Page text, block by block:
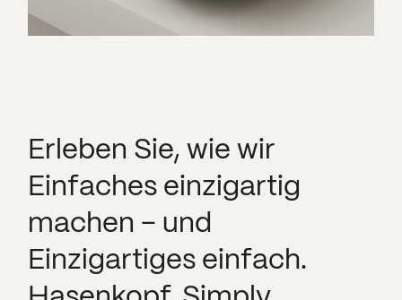
Erleben Sie, wie wir
Einfaches einzigartig
machen – und
Einzigartiges einfach.